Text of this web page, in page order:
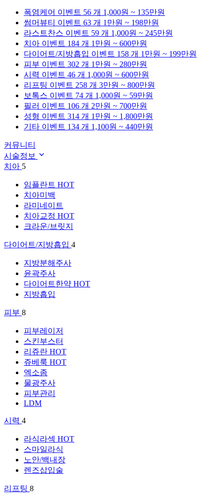
폭염케어 이벤트 56 개 1,000원 ~ 135만원
썸머뷰티 이벤트 63 개 1만원 ~ 198만원
라스트찬스 이벤트 59 개 1,000원 ~ 245만원
치아 이벤트 184 개 1만원 ~ 600만원
다이어트/지방흡입 이벤트 158 개 1만원 ~ 199만원
피부 이벤트 302 개 1만원 ~ 280만원
시력 이벤트 46 개 1,000원 ~ 600만원
리프팅 이벤트 258 개 3만원 ~ 800만원
보톡스 이벤트 74 개 1,000원 ~ 59만원
필러 이벤트 106 개 2만원 ~ 700만원
성형 이벤트 314 개 1만원 ~ 1,800만원
기타 이벤트 134 개 1,100원 ~ 440만원
커뮤니티
시술정보
치아 5
임플란트 HOT
치아미백
라미네이트
치아교정 HOT
크라운/브릿지
다이어트/지방흡입 4
지방분해주사
윤곽주사
다이어트한약 HOT
지방흡입
피부 8
피부레이저
스킨부스터
리쥬란 HOT
쥬베룩 HOT
엑소좀
물광주사
피부관리
LDM
시력 4
라식라섹 HOT
스마일라식
노안/백내장
렌즈삽입술
리프팅 8